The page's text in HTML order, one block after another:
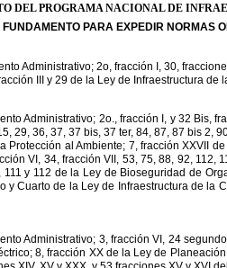
DEL PROGRAMA NACIONAL DE
FUNDAMENTO PARA EXPEDIR NORMAS
Administrativo; 2o, fracción I, 30,
III y 29 de la Ley de Infraestructura de
Administrativo; 2o., fracción I, y 32 Bis,
29, 36, 37, 37 bis, 37 ter, 84, 87, 87 bis 2,
la Protección al Ambiente; 7, fracción XXVII de
VI, 34, fracción VII, 53, 75, 88, 92, 112,
111 y 112 de la Ley de Bioseguridad de
y Cuarto de la Ley de Infraestructura de la
Administrativo; 3, fracción VI, 24 segundo
8, fracción XX de la Ley de Planeación